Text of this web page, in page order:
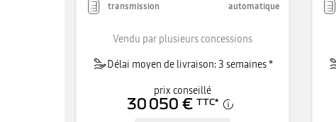
transmission automatique
Vendu par plusieurs concessions
Délai moyen de livraison: 3 semaines *
prix conseillé
30 050 € TTC*